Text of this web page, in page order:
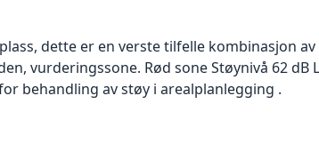
dette er en verste tilfelle kombinasjon
vurderingssone. Rød sone Støynivå 62
behandling av støy i arealplanlegging .